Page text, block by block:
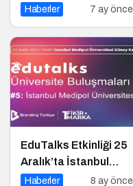
Haberler 7 ay önce
EduTalks Etkinliği 25
Aralık’ta İstanbul
Medipol
Haberler 8 ay önce